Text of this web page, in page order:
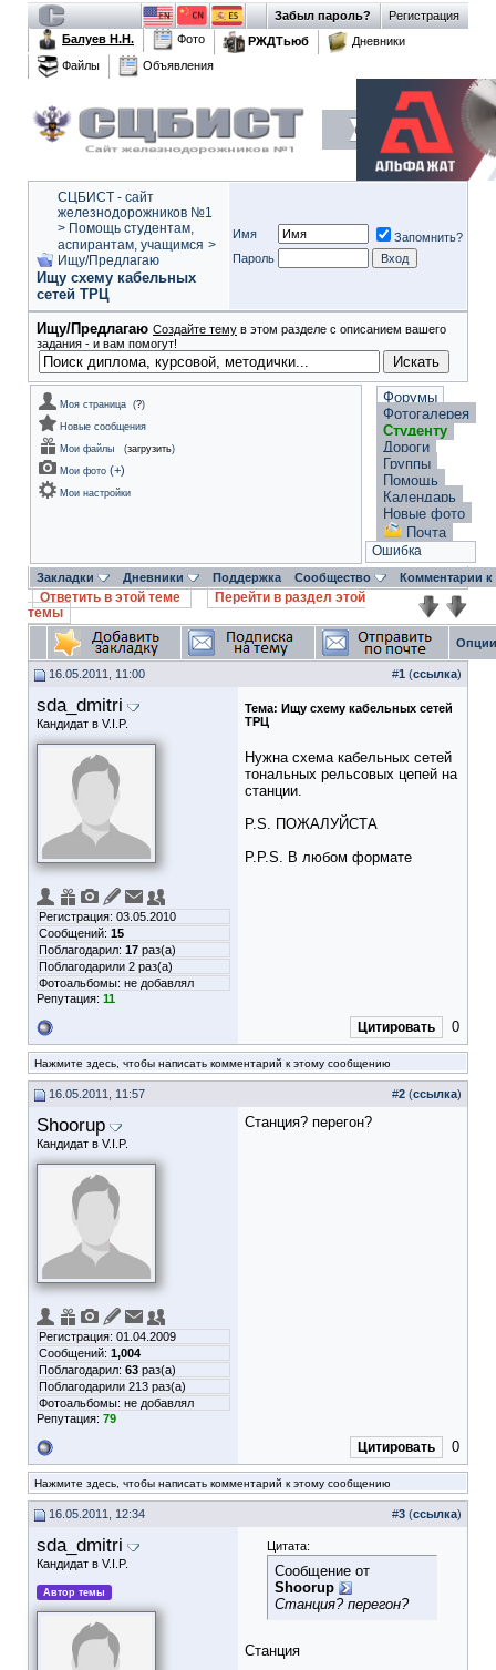
Регистрация
Забыл пароль?
Балуев Н.Н.
Фото РЖДТьюб
Дневники
Файлы
Объявления
СЦБИСТ - сайт
железнодорожников №1
> Помощь студентам,
аспирантам, учащимся >
Ищу/Предлагаю
Ищу схему кабельных
сетей ТРЦ
Имя
Запомнить?
Пароль
Ищу/Предлагаю Создайте тему в этом разделе с описанием вашего
задания - и вам помогут!
Моя страница (?)
Новые сообщения
Мои файлы
(загрузить)
Мои фото (+)
Мои настройки
Форумы
Фотогалерея
Студенту
Дороги
Группы
Помощь
Календарь
Новые фото
Почта
Ошибка
Закладки Дневники Поддержка Сообщество Комментарии
Ответить в этой теме
Перейти в раздел этой
темы
16.05.2011, 11:00 #1 (ссылка)
sda_dmitri
Кандидат в V.I.P.
Регистрация: 03.05.2010
Сообщений: 15
Поблагодарил: 17 раз(а)
Поблагодарили 2 раз(а)
Фотоальбомы: не добавлял
Репутация: 11
Тема: Ищу схему кабельных сетей
ТРЦ
Нужна схема кабельных сетей
тональных рельсовых цепей на
станции.
P.S. ПОЖАЛУЙСТА
P.P.S. В любом формате
Цитировать 0
Нажмите здесь, чтобы написать комментарий к этому сообщению
16.05.2011, 11:57 #2 (ссылка)
Shoorup
Кандидат в V.I.P.
Регистрация: 01.04.2009
Сообщений: 1,004
Поблагодарил: 63 раз(а)
Поблагодарили 213 раз(а)
Фотоальбомы: не добавлял
Репутация: 79
Станция? перегон?
Цитировать 0
Нажмите здесь, чтобы написать комментарий к этому сообщению
16.05.2011, 12:34 #3 (ссылка)
sda_dmitri
Кандидат в V.I.P.
Автор темы
Цитата:
Сообщение от
Shoorup
Станция? перегон?
Станция